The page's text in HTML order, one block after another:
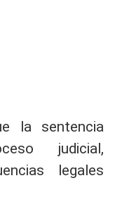
la sentencia
judicial,
legales